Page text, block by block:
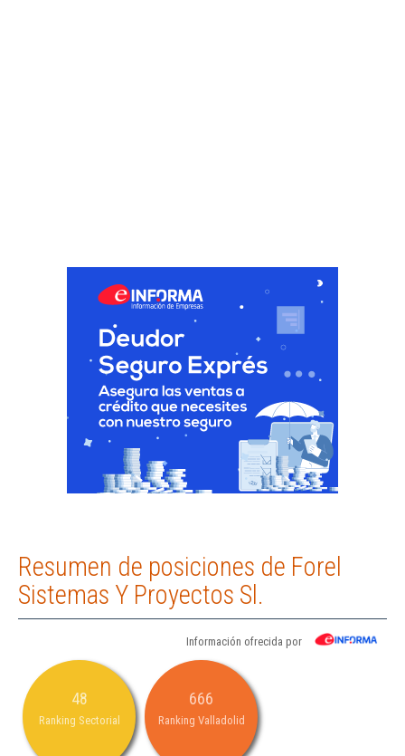
Resumen de posiciones de Forel
Sistemas Y Proyectos Sl.
Información ofrecida por
48
Ranking Sectorial
666
Ranking Valladolid